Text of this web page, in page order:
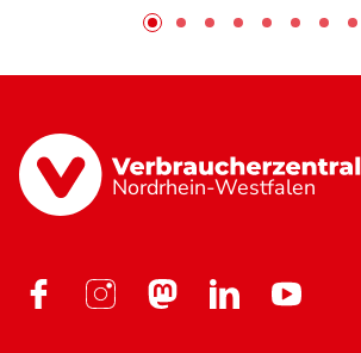
Nordrhein-Westfalen